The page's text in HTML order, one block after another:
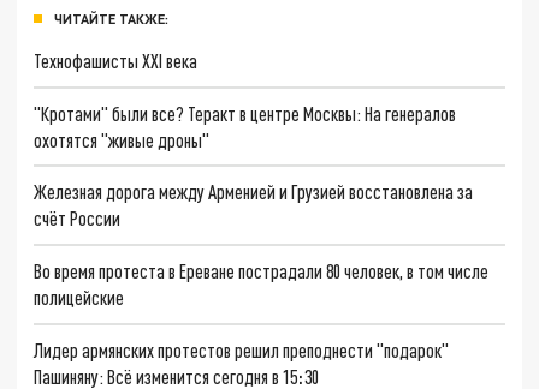
ЧИТАЙТЕ ТАКЖЕ:
Технофашисты XXI века
"Кротами" были все? Теракт в центре Москвы: На генералов
охотятся "живые дроны"
Железная дорога между Арменией и Грузией восстановлена за
счёт России
Во время протеста в Ереване пострадали 80 человек, в том числе
полицейские
Лидер армянских протестов решил преподнести "подарок"
Пашиняну: Всё изменится сегодня в 15։30